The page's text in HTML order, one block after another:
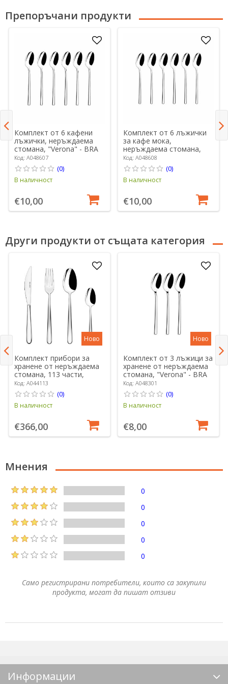
Препоръчани продукти
Комплект от 6 кафени
лъжички, неръждаема
стомана, "Verona" - BRA
Код: A048607
(0)
В наличност
€10,00
Комплект от 6 лъжички
за кафе мока,
неръждаема стомана,
"Verona" - BRA
Код: A048608
(0)
В наличност
€10,00
Други продукти от същата категория
Ново
Комплект прибори за
хранене от неръждаема
стомана, 113 части,
"Napoli" - BRA
Код: A044113
(0)
В наличност
€366,00
Ново
Комплект от 3 лъжици за
хранене от неръждаема
стомана, "Verona" - BRA
Код: A048301
(0)
В наличност
€8,00
Мнения
0
0
0
0
0
Само регистрирани потребители, които са закупили
продукта, могат да пишат отзиви
Информации